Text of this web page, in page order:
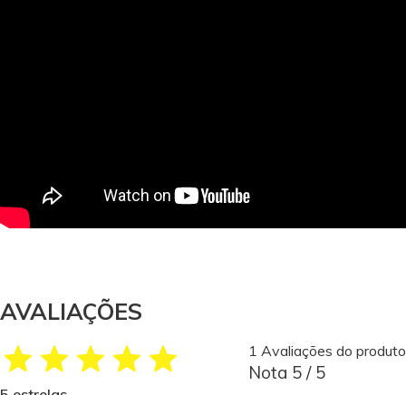
AVALIAÇÕES
1 Avaliações do produto
Nota 5 / 5